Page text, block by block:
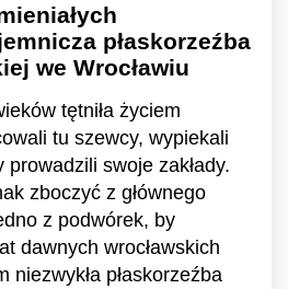
płaskorzeźba
we Wrocławiu
tętniła życiem
tu szewcy, wypiekali
swoje zakłady.
zboczyć z głównego
z podwórek, by
dawnych wrocławskich
niezwykła płaskorzeźba